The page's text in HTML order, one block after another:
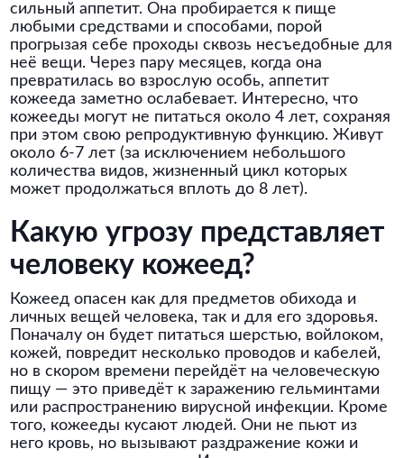
сильный аппетит. Она пробирается к пище
любыми средствами и способами, порой
прогрызая себе проходы сквозь несъедобные для
неё вещи. Через пару месяцев, когда она
превратилась во взрослую особь, аппетит
кожееда заметно ослабевает. Интересно, что
кожееды могут не питаться около 4 лет, сохраняя
при этом свою репродуктивную функцию. Живут
около 6-7 лет (за исключением небольшого
количества видов, жизненный цикл которых
может продолжаться вплоть до 8 лет).
Какую угрозу представляет
человеку кожеед?
Кожеед опасен как для предметов обихода и
личных вещей человека, так и для его здоровья.
Поначалу он будет питаться шерстью, войлоком,
кожей, повредит несколько проводов и кабелей,
но в скором времени перейдёт на человеческую
пищу — это приведёт к заражению гельминтами
или распространению вирусной инфекции. Кроме
того, кожееды кусают людей. Они не пьют из
него кровь, но вызывают раздражение кожи и